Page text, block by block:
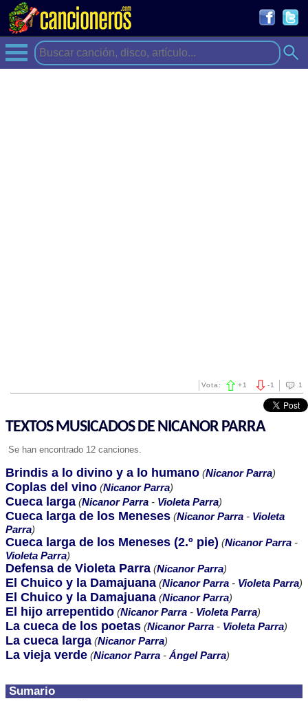
1
-1
Vota: +1
TEXTOS MUSICADOS DE NICANOR PARRA
Se han encontrado 12 canciones.
Sumario
Brindis a lo divino y a lo humano (Nicanor Parra)
Coplas del vino (Nicanor Parra)
Cueca larga (Nicanor Parra - Violeta Parra)
Cueca larga de los Meneses (Nicanor Parra - Violeta
Parra)
Cueca larga de los Meneses (2.º pie) (Nicanor Parra -
Violeta Parra)
Defensa de Violeta Parra (Nicanor Parra)
El Chuico y la Damajuana (Nicanor Parra - Violeta Parra)
El Chuico y la Damajuana (Nicanor Parra)
El hijo arrepentido (Nicanor Parra - Violeta Parra)
La cueca de los poetas (Nicanor Parra - Violeta Parra)
La cueca larga (Nicanor Parra)
La vieja verde (Nicanor Parra - Ángel Parra)